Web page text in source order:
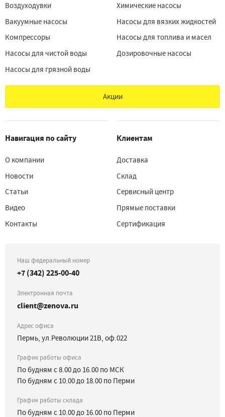
Воздуходувки
Вакуумные насосы
Компрессоры
Насосы для чистой воды
Насосы для грязной воды
Химические насосы
Насосы для вязких жидкостей
Насосы для топлива и масел
Дозировочные насосы
Акции
Навигация по сайту
О компании
Новости
Статьи
Видео
Контакты
Клиентам
Доставка
Склад
Сервисный центр
Прямые поставки
Сертификация
Наш федеральный номер
+7 (342) 225-00-40
Электронная почта
client@zenova.ru
Адрес офиса
Пермь, ул.Революции 21В, оф.022
График работы офиса
По будням с 8.00 до 16.00 по МСК
По будням с 10.00 до 18.00 по Перми
График работы склада
По будням с 10.00 до 16.00 по Перми